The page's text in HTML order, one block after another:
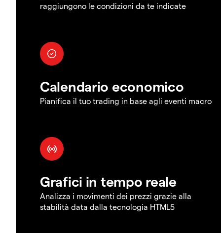
raggiungono le condizioni da te indicate
Calendario economico
Pianifica il tuo trading in base agli eventi macro
Grafici in tempo reale
Analizza i movimenti dei prezzi grazie alla
stabilità data dalla tecnologia HTML5